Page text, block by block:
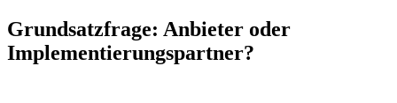
Grundsatzfrage: Anbieter oder
Implementierungspartner?